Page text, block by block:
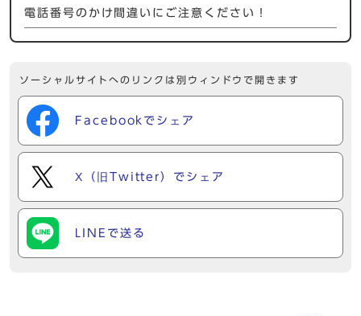
電話番号のかけ間違いにご注意ください！
ソーシャルサイトへのリンクは別ウィンドウで開きます
Facebookでシェア
X（旧Twitter）でシェア
LINEで送る